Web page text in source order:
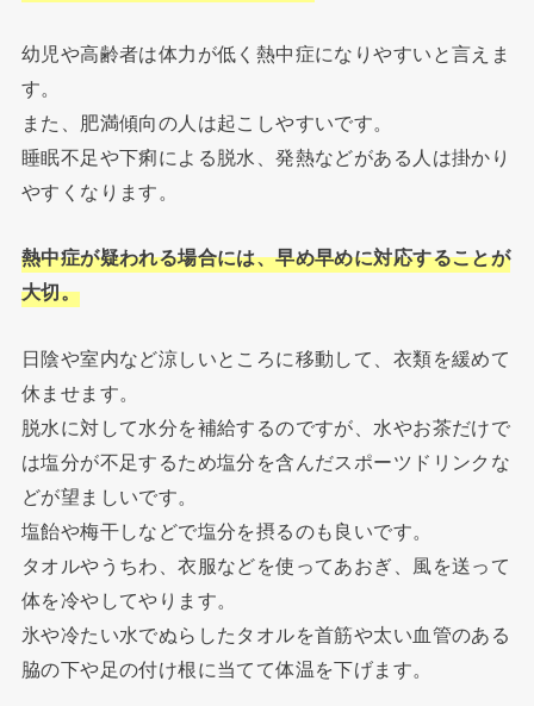
幼児や高齢者は体力が低く熱中症になりやすいと言えま
す。
また、肥満傾向の人は起こしやすいです。
睡眠不足や下痢による脱水、発熱などがある人は掛かり
やすくなります。
熱中症が疑われる場合には、早め早めに対応することが
大切。
日陰や室内など涼しいところに移動して、衣類を緩めて
休ませます。
脱水に対して水分を補給するのですが、水やお茶だけで
は塩分が不足するため塩分を含んだスポーツドリンクな
どが望ましいです。
塩飴や梅干しなどで塩分を摂るのも良いです。
タオルやうちわ、衣服などを使ってあおぎ、風を送って
体を冷やしてやります。
氷や冷たい水でぬらしたタオルを首筋や太い血管のある
脇の下や足の付け根に当てて体温を下げます。